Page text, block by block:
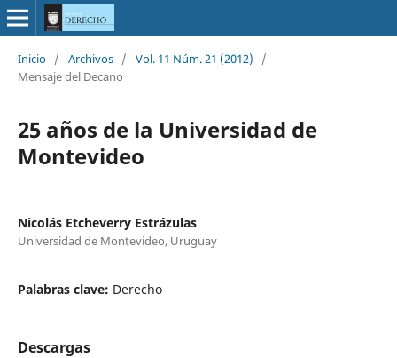
Inicio / Archivos / Vol. 11 Núm. 21 (2012)
/
Mensaje del Decano
25 años de la Universidad de
Montevideo
Nicolás Etcheverry Estrázulas
Universidad de Montevideo, Uruguay
Palabras clave: Derecho
Descargas